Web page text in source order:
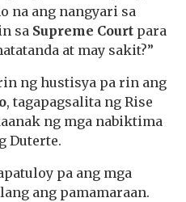
na ang nangyari sa
sa Supreme Court para
at may sakit?”
ng hustisya pa rin ang
, tagapagsalita ng Rise
ng mga nabiktima
Duterte.
pa ang mga
ang pamamaraan.